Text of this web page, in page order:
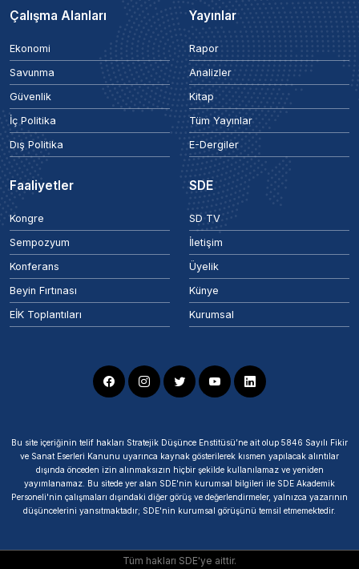
Çalışma Alanları
Ekonomi
Savunma
Güvenlik
İç Politika
Dış Politika
Yayınlar
Rapor
Analizler
Kitap
Tüm Yayınlar
E-Dergiler
Faaliyetler
Kongre
Sempozyum
Konferans
Beyin Fırtınası
EİK Toplantıları
SDE
SD TV
İletişim
Üyelik
Künye
Kurumsal
Bu site içeriğinin telif hakları Stratejik Düşünce Enstitüsü’ne ait olup 5846 Sayılı Fikir
ve Sanat Eserleri Kanunu uyarınca kaynak gösterilerek kısmen yapılacak alıntılar
dışında önceden izin alınmaksızın hiçbir şekilde kullanılamaz ve yeniden
yayımlanamaz. Bu sitede yer alan SDE'nin kurumsal bilgileri ile SDE Akademik
Personeli'nin çalışmaları dışındaki diğer görüş ve değerlendirmeler, yalnızca yazarının
düşüncelerini yansıtmaktadır; SDE'nin kurumsal görüşünü temsil etmemektedir.
Tüm hakları SDE'ye aittir.